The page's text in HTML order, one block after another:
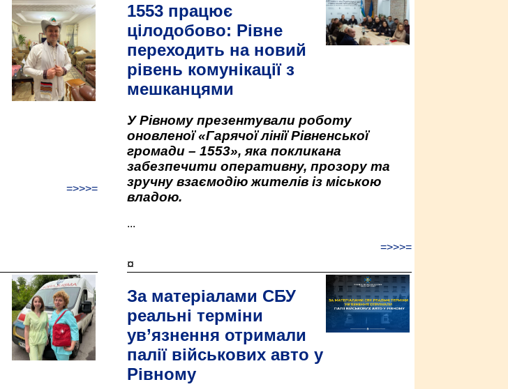
=>>>=
1553 працює
цілодобово: Рівне
переходить на новий
рівень комунікації з
мешканцями
У Рівному презентували роботу
оновленої «Гарячої лінії Рівненської
громади – 1553», яка покликана
забезпечити оперативну, прозору та
зручну взаємодію жителів із міською
владою.
...
=>>>=
¤
За матеріалами СБУ
реальні терміни
ув’язнення отримали
палії військових авто у
Рівному